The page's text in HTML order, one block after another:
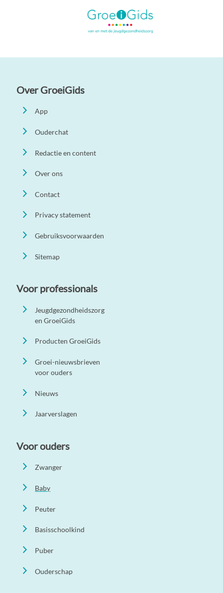
Over GroeiGids
App
Ouderchat
Redactie en content
Over ons
Contact
Privacy statement
Gebruiksvoorwaarden
Sitemap
Voor professionals
Jeugdgezondheidszorg
en GroeiGids
Producten GroeiGids
Groei-nieuwsbrieven
voor ouders
Nieuws
Jaarverslagen
Voor ouders
Zwanger
Baby
Peuter
Basisschoolkind
Puber
Ouderschap